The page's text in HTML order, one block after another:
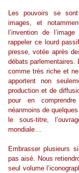
Les pouvoirs se
images, et
l’invention de
rappeler ce lourd
presse, votée après
débats parlementaires.
comme très riche et
apportent non
production et de
pour en
néanmoins de
le sous-titre,
mondiale…
Embrasser plusieurs
pas aisé. Nous
seul volume